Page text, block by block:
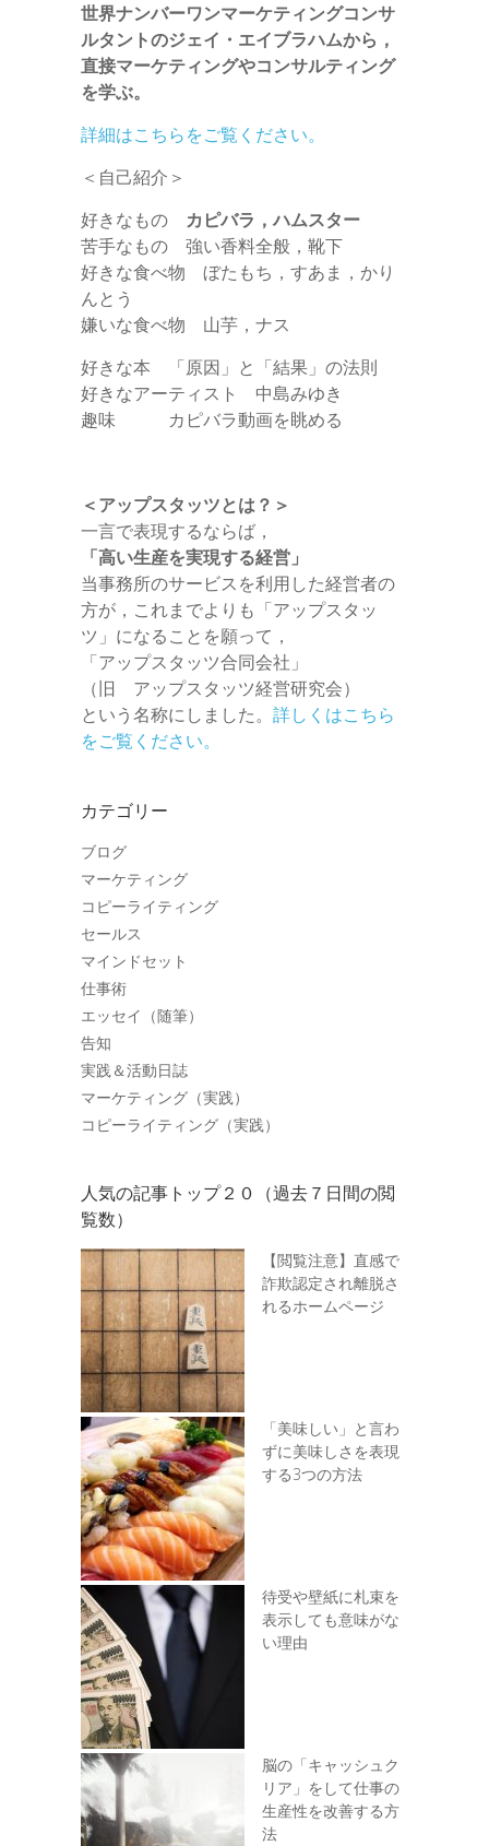
世界ナンバーワンマーケティングコンサ
ルタントのジェイ・エイブラハムから，
直接マーケティングやコンサルティング
を学ぶ。
詳細はこちらをご覧ください。
＜自己紹介＞
好きなもの カピバラ，ハムスター
苦手なもの 強い香料全般，靴下
好きな食べ物 ぼたもち，すあま，かり
んとう
嫌いな食べ物 山芋，ナス
好きな本 「原因」と「結果」の法則
好きなアーティスト 中島みゆき
趣味 カピバラ動画を眺める
＜アップスタッツとは？＞
一言で表現するならば，
「高い生産を実現する経営」
当事務所のサービスを利用した経営者の
方が，これまでよりも「アップスタッ
ツ」になることを願って，
「アップスタッツ合同会社」
（旧 アップスタッツ経営研究会）
という名称にしました。 詳しくはこちら
をご覧ください。
カテゴリー
ブログ
マーケティング
コピーライティング
セールス
マインドセット
仕事術
エッセイ（随筆）
告知
実践＆活動日誌
マーケティング（実践）
コピーライティング（実践）
人気の記事トップ２０（過去７日間の閲
覧数）
【閲覧注意】直感で
詐欺認定され離脱さ
れるホームページ
「美味しい」と言わ
ずに美味しさを表現
する3つの方法
待受や壁紙に札束を
表示しても意味がな
い理由
脳の「キャッシュク
リア」をして仕事の
生産性を改善する方
法